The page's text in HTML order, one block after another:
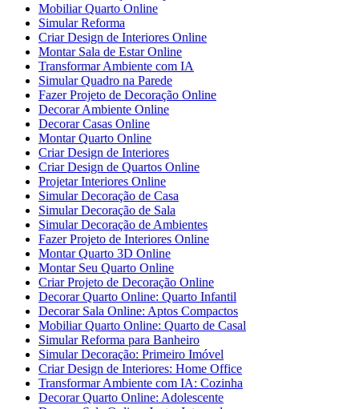
Mobiliar Quarto Online
Simular Reforma
Criar Design de Interiores Online
Montar Sala de Estar Online
Transformar Ambiente com IA
Simular Quadro na Parede
Fazer Projeto de Decoração Online
Decorar Ambiente Online
Decorar Casas Online
Montar Quarto Online
Criar Design de Interiores
Criar Design de Quartos Online
Projetar Interiores Online
Simular Decoração de Casa
Simular Decoração de Sala
Simular Decoração de Ambientes
Fazer Projeto de Interiores Online
Montar Quarto 3D Online
Montar Seu Quarto Online
Criar Projeto de Decoração Online
Decorar Quarto Online: Quarto Infantil
Decorar Sala Online: Aptos Compactos
Mobiliar Quarto Online: Quarto de Casal
Simular Reforma para Banheiro
Simular Decoração: Primeiro Imóvel
Criar Design de Interiores: Home Office
Transformar Ambiente com IA: Cozinha
Decorar Quarto Online: Adolescente